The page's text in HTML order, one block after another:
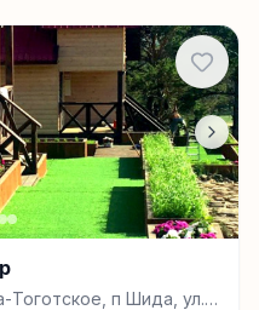
Тоготское, п Шида, ул.